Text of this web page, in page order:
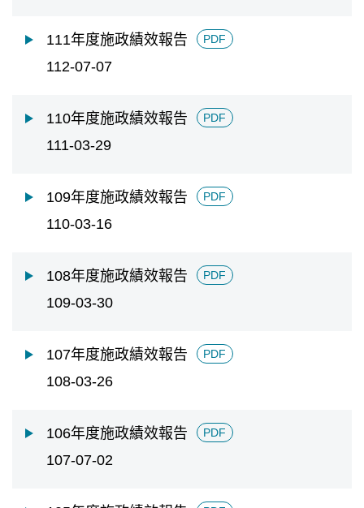
111年度施政績效報告 PDF
112-07-07
110年度施政績效報告 PDF
111-03-29
109年度施政績效報告 PDF
110-03-16
108年度施政績效報告 PDF
109-03-30
107年度施政績效報告 PDF
108-03-26
106年度施政績效報告 PDF
107-07-02